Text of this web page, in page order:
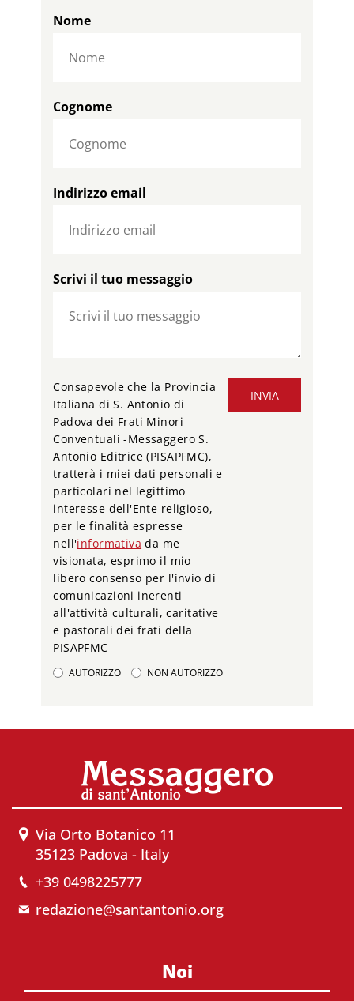
Nome
Cognome
Indirizzo email
Scrivi il tuo messaggio
INVIA
Consapevole che la Provincia
Italiana di S. Antonio di
Padova dei Frati Minori
Conventuali -Messaggero S.
Antonio Editrice (PISAPFMC),
tratterà i miei dati personali e
particolari nel legittimo
interesse dell'Ente religioso,
per le finalità espresse
nell'informativa da me
visionata, esprimo il mio
libero consenso per l'invio di
comunicazioni inerenti
all'attività culturali, caritative
e pastorali dei frati della
PISAPFMC
AUTORIZZO NON AUTORIZZO
Via Orto Botanico 11
35123 Padova - Italy
+39 0498225777
redazione@santantonio.org
Noi